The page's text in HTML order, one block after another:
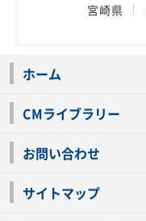
宮崎県
ホーム
CMライブラリー
お問い合わせ
サイトマップ